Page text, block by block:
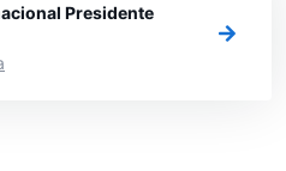
Presidente